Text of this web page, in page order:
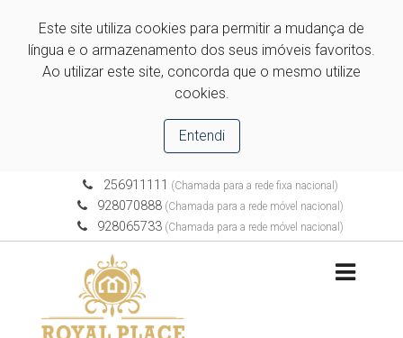
Este site utiliza cookies para permitir a mudança de
língua e o armazenamento dos seus imóveis favoritos.
Ao utilizar este site, concorda que o mesmo utilize
cookies.
Entendi
256911111 (Chamada para a rede fixa nacional)
928070888 (Chamada para a rede móvel nacional)
928065733 (Chamada para a rede móvel nacional)